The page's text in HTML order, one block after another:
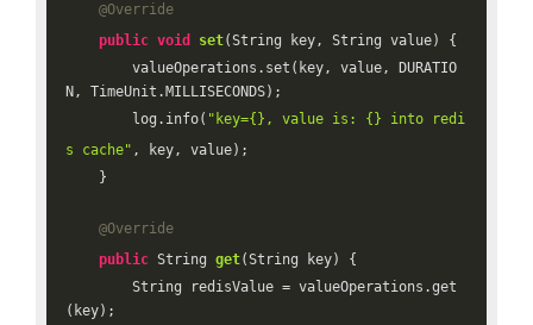
@Override
public void set(String key, String value)
{
valueOperations.set(key, value, DURATIO
N, TimeUnit.MILLISECONDS);
log.info( "key={}, value is: {} into redi
s cache" , key, value);
}
@Override
public String get(String key)
{
String redisValue = valueOperations.get
(key);